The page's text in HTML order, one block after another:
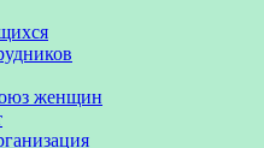
женщин